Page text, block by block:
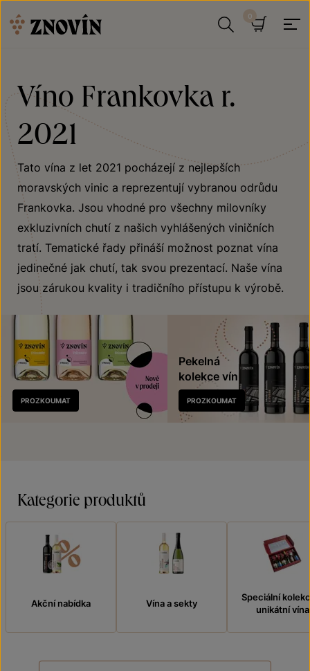
Víno Frankovka r.
2021
Tato vína z let 2021 pocházejí z nejlepších
moravských vinic a reprezentují vybranou odrůdu
Frankovka. Jsou vhodné pro všechny milovníky
exkluzivních chutí z našich vyhlášených viničních
tratí. Tematické řady přináší možnost poznat vína
jedinečné jak chutí, tak svou prezentací. Naše vína
jsou zárukou kvality i tradičního přístupu k výrobě.
Nově
v prodeji
PROZKOUMAT
Pekelná
kolekce vín
PROZKOUMAT
Kategorie produktů
Akční nabídka Vína a sekty
Speciální
unikátní vína